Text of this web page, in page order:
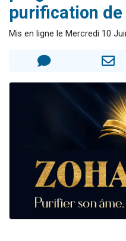
30 personnes
12
purification de
Mis en ligne le Mercredi 10